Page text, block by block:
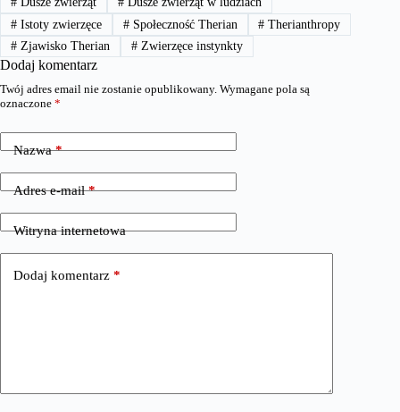
#Istoty zwierzęce #Społeczność Therian # Therianthropy
#Zjawisko Therian #Zwierzęce instynkty
Dodaj komentarz
Twój adres email nie zostanie opublikowany. Wymagane pola są
oznaczone *
Nazwa*
Adres e-mail*
Witryna internetowa
Dodaj komentarz *